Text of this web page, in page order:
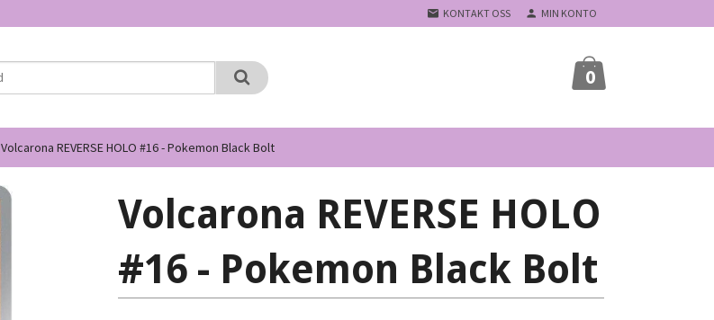
KONTAKT OSS MIN KONTO
0
Volcarona REVERSE HOLO #16 - Pokemon Black Bolt
Volcarona REVERSE HOLO
#16 - Pokemon Black Bolt